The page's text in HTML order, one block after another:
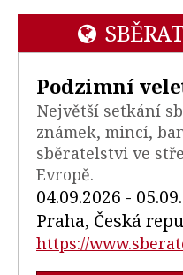
Podzimní
Největší setkání
známek, mincí,
sběratelstvi ve
Evropě.
04.09.2026 -
Praha, Česká
https://